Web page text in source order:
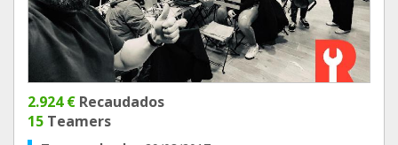
2.924 € Recaudados
15 Teamers